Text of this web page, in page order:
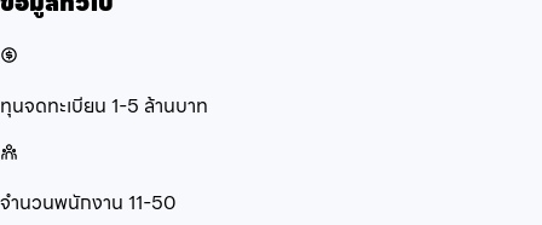
ทุนจดทะเบียน 1-5 ล้านบาท
จำนวนพนักงาน 11-50